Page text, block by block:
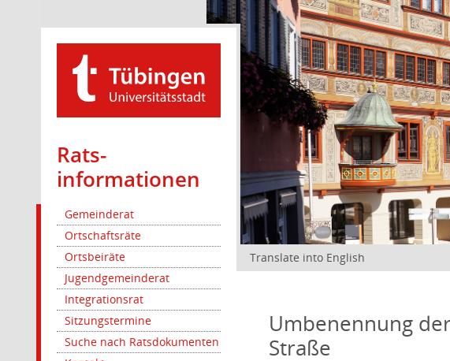
Rats­
informationen
Gemeinderat
Ortschaftsräte
Ortsbeiräte
Jugendgemeinderat
Integrationsrat
Sitzungstermine
Suche nach Ratsdokumenten
Translate into English
Umbenennung
Straße